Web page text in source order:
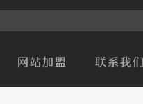
网站加盟 联系我们